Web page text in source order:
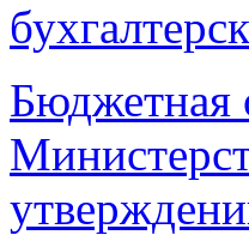
Бюджетная